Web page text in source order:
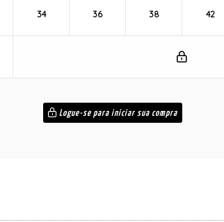
34 36 38 42
Logue-se para iniciar sua compra